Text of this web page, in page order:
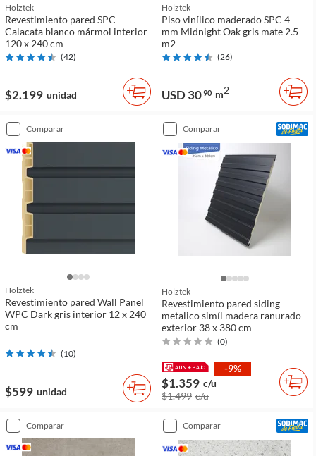
Holztek
Revestimiento pared SPC
Calacata blanco mármol interior
120 x 240 cm
(42)
$2.199 unidad
Holztek
Piso vinílico maderado SPC 4
mm Midnight Oak gris mate 2.5
m2
(26)
USD 3090 m2
comparar
Holztek
Revestimiento pared Wall Panel
WPC Dark gris interior 12 x 240
cm
(10)
$599 unidad
comparar
Holztek
Revestimiento pared siding
metalico simíl madera ranurado
exterior 38 x 380 cm
(0)
-9%
$1.359 c/u
$1.499 c/u
comparar comparar